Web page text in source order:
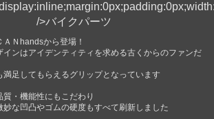
Ｎhandsから登場！
ンはアイデンティティを求める古くからのファンだ
満足してもらえるグリップとなっています
・機能性にもこだわり
な凹凸やゴムの硬度もすべて刷新しました